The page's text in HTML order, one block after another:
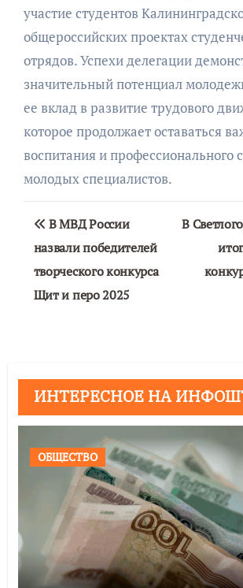
участие студентов
общероссийских проектах
отрядов. Успехи делегации
значительный потенциал
ее вклад в развитие трудового
которое продолжает оставаться
воспитания и профессионального
молодых специалистов.
Навигация
по
записям
В МВД России
назвали победителей
творческого конкурса
Щит и перо 2025
В
ИНТЕРЕСНОЕ НА
ОБЩЕСТВО